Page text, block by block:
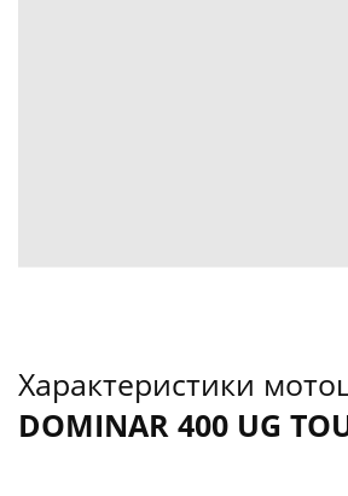
Характеристики
DOMINAR 400 UG